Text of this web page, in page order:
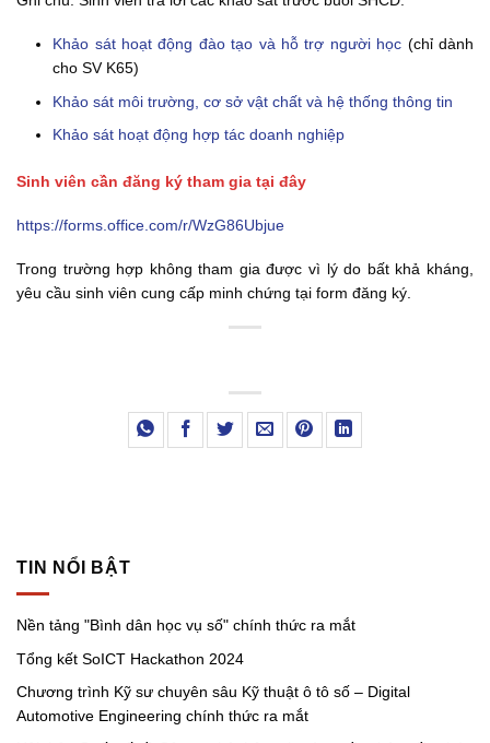
Khảo sát hoạt động đào tạo và hỗ trợ người học (chỉ dành
cho SV K65)
Khảo sát môi trường, cơ sở vật chất và hệ thống thông tin
Khảo sát hoạt động hợp tác doanh nghiệp
Sinh viên cần đăng ký tham gia tại đây
https://forms.office.com/r/WzG86Ubjue
Trong trường hợp không tham gia được vì lý do bất khả kháng,
yêu cầu sinh viên cung cấp minh chứng tại form đăng ký.
TIN NỔI BẬT
Nền tảng "Bình dân học vụ số" chính thức ra mắt
Tổng kết SoICT Hackathon 2024
Chương trình Kỹ sư chuyên sâu Kỹ thuật ô tô số – Digital
Automotive Engineering chính thức ra mắt